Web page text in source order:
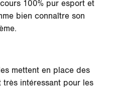
100% pur esport et
bien connaître son
mettent en place des
très intéressant pour les